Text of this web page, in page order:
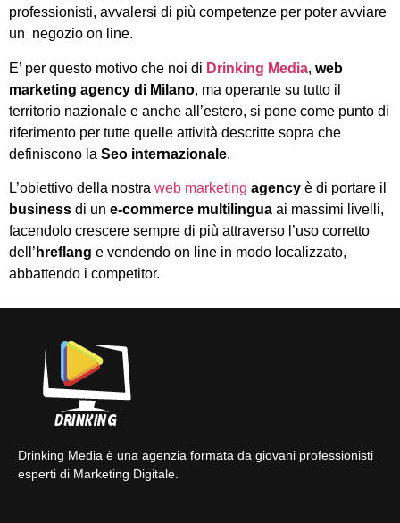
professionisti, avvalersi di più competenze per poter avviare
un negozio on line.
E’ per questo motivo che noi di Drinking Media, web
marketing agency di Milano, ma operante su tutto il
territorio nazionale e anche all’estero, si pone come punto di
riferimento per tutte quelle attività descritte sopra che
definiscono la Seo internazionale.
L’obiettivo della nostra web marketing agency è di portare il
business di un e-commerce multilingua ai massimi livelli,
facendolo crescere sempre di più attraverso l’uso corretto
dell’ hreflang e vendendo on line in modo localizzato,
abbattendo i competitor.
Drinking Media è una agenzia formata da giovani professionisti
esperti di Marketing Digitale.